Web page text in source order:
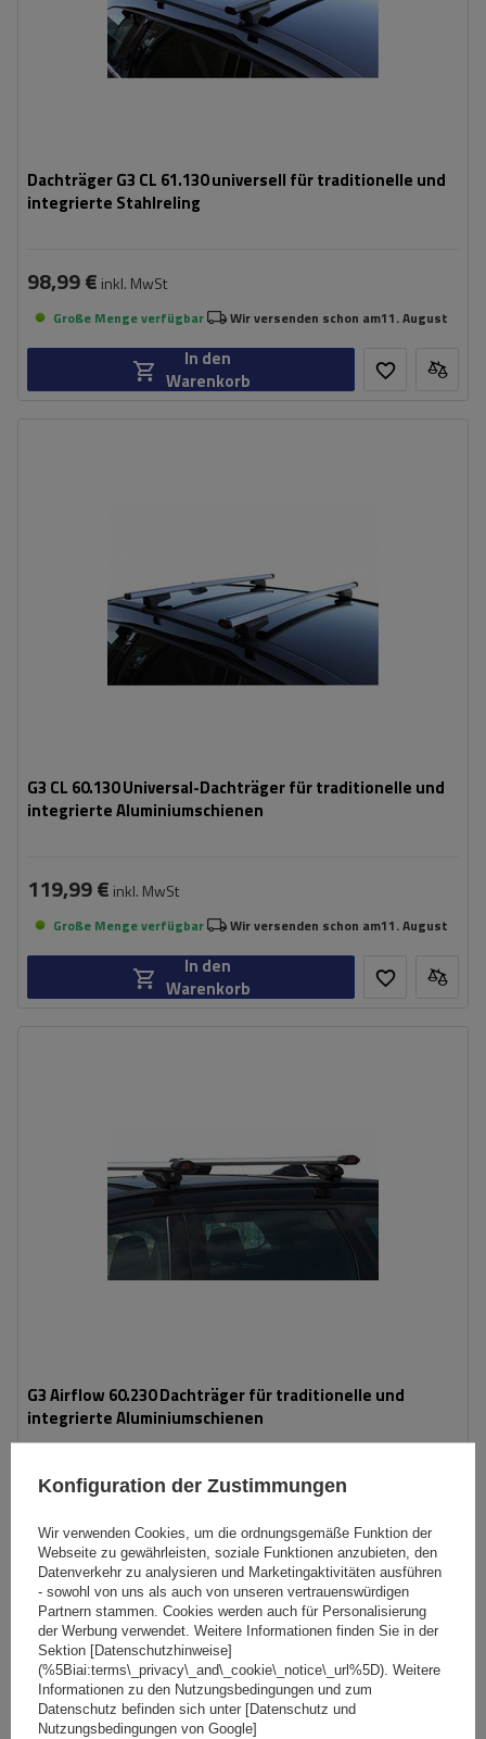
Dachträger G3 CL 61.130 universell für traditionelle und
integrierte Stahlreling
98,99 € inkl. MwSt
Große Menge verfügbar Wir versenden schon am11. August
In den
Warenkorb
G3 CL 60.130 Universal-Dachträger für traditionelle und
integrierte Aluminiumschienen
119,99 € inkl. MwSt
Große Menge verfügbar Wir versenden schon am11. August
In den
Warenkorb
G3 Airflow 60.230 Dachträger für traditionelle und
integrierte Aluminiumschienen
154,99 €inkl. MwSt
Große Menge verfügbar Wir versenden schon am11. August
In den
Warenkorb
Konfiguration der Zustimmungen
Wir verwenden Cookies, um die ordnungsgemäße Funktion der
Webseite zu gewährleisten, soziale Funktionen anzubieten, den
Datenverkehr zu analysieren und Marketingaktivitäten ausführen
- sowohl von uns als auch von unseren vertrauenswürdigen
Partnern stammen. Cookies werden auch für Personalisierung
der Werbung verwendet. Weitere Informationen finden Sie in der
Sektion [Datenschutzhinweise]
(%5Biai:terms\_privacy\_and\_cookie\_notice\_url%5D). Weitere
Informationen zu den Nutzungsbedingungen und zum
Datenschutz befinden sich unter [Datenschutz und
Nutzungsbedingungen von Google]